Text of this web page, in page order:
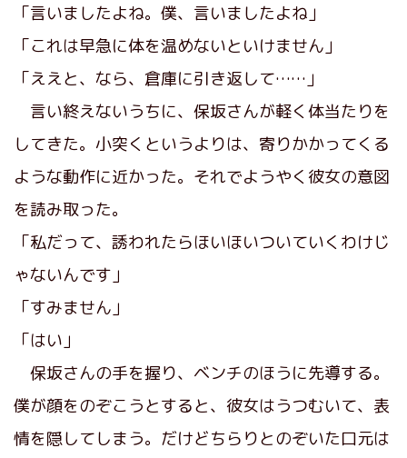
「言いましたよね。僕、言いましたよね」
「これは早急に体を温めないといけません」
「ええと、なら、倉庫に引き返して……」
言い終えないうちに、保坂さんが軽く体当たりを
してきた。小突くというよりは、寄りかかってくる
ような動作に近かった。それでようやく彼女の意図
を読み取った。
「私だって、誘われたらほいほいついていくわけじ
ゃないんです」
「すみません」
「はい」
保坂さんの手を握り、ベンチのほうに先導する。
僕が顔をのぞこうとすると、彼女はうつむいて、表
情を隠してしまう。だけどちらりとのぞいた口元は